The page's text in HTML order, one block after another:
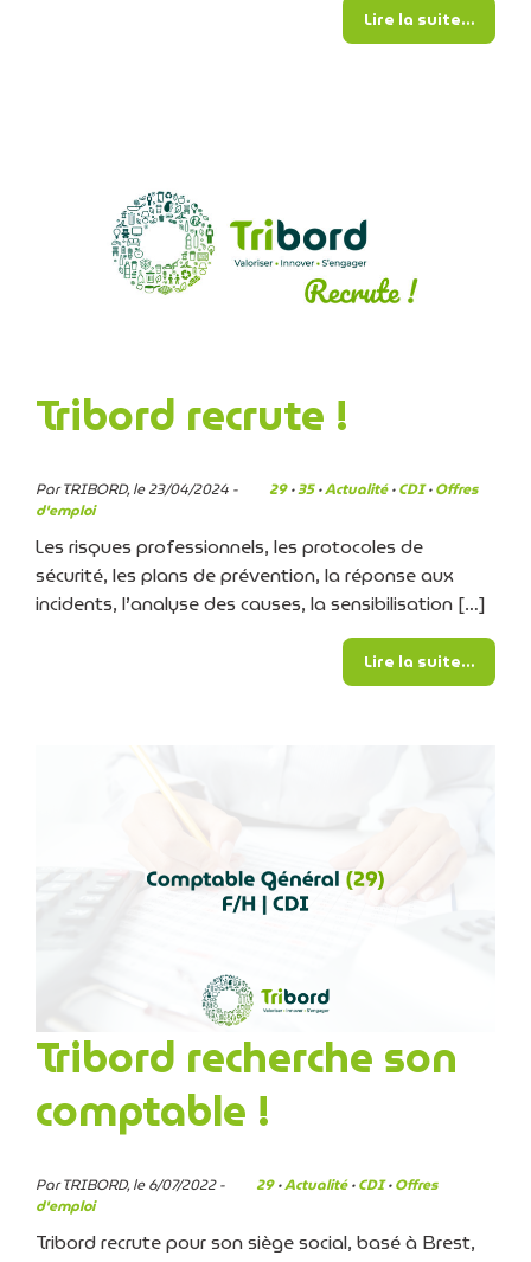
Lire la suite…from
Tribord recrute !
Par TRIBORD, le 23/04/2024 - 29·35·Actualité·CDI·Offres
d'emploi
Les risques professionnels, les protocoles de
sécurité, les plans de prévention, la réponse aux
incidents, l’analyse des causes, la sensibilisation […]
Lire la suite…from
Tribord recherche son
comptable !
Par TRIBORD, le 6/07/2022 - 29·Actualité·CDI·Offres
d'emploi
Tribord recrute pour son siège social, basé à Brest,